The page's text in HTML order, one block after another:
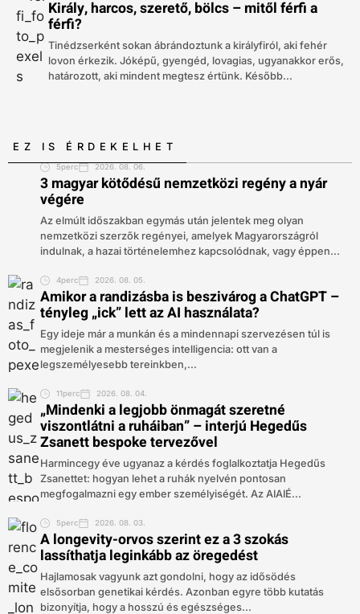
Király, harcos, szerető, bölcs – mitől férfi a
férfi?
Tinédzserként sokan ábrándoztunk a királyfiról, aki fehér
lovon érkezik. Jóképű, gyengéd, lovagias, ugyanakkor erős,
határozott, aki mindent megtesz értünk. Később...
EZ IS ÉRDEKELHET
5perc 2026. 08. 06.
3 magyar kötődésű nemzetközi regény a nyár
végére
Az elmúlt időszakban egymás után jelentek meg olyan
nemzetközi szerzők regényei, amelyek Magyarországról
indulnak, a hazai történelemhez kapcsolódnak, vagy éppen...
4perc 2026. 08. 05.
Amikor a randizásba is beszivárog a ChatGPT –
tényleg „ick” lett az AI használata?
Egy ideje már a munkán és a mindennapi szervezésen túl is
megjelenik a mesterséges intelligencia: ott van a
legszemélyesebb tereinkben,...
11perc 2026. 08. 04.
„Mindenki a legjobb önmagát szeretné
viszontlátni a ruháiban” – interjú Hegedűs
Zsanett bespoke tervezővel
Harmincegy éve ugyanaz a kérdés foglalkoztatja Hegedűs
Zsanettet: hogyan lehet a ruhák nyelvén pontosan
megfogalmazni egy ember személyiségét. Az AIAIÉ...
5perc 2026. 08. 03.
A longevity-orvos szerint ez a 3 szokás
lassíthatja leginkább az öregedést
Hajlamosak vagyunk azt gondolni, hogy az idősödés
elsősorban genetikai kérdés. Azonban egyre több kutatás
bizonyítja, hogy a hosszú és egészséges...